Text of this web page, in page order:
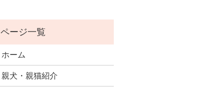
ホーム
親犬・親猫紹介